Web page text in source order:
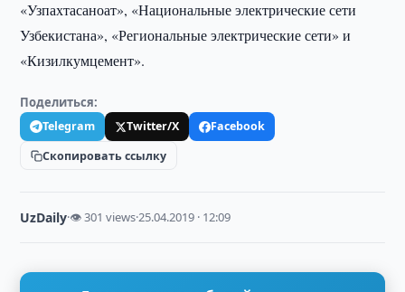
«Узпахтасаноат», «Национальные электрические сети
Узбекистана», «Региональные электрические сети» и
«Кизилкумцемент».
Поделиться:
Telegram Twitter/X
Facebook
Скопировать ссылку
UzDaily·👁 301 views·25.04.2019 · 12:09